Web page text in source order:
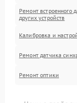
Ремонт встроенного
других устройств
Калибровка и
Ремонт датчика
Ремонт оптики